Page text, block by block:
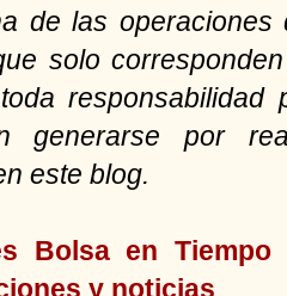
de las operaciones
solo
responsabilidad
generarse por
este blog.
Bolsa en
y noticias